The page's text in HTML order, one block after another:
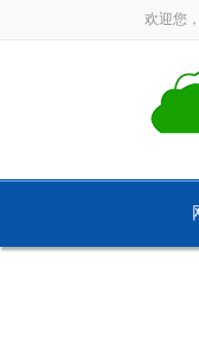
欢迎您